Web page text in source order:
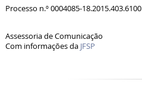
Processo n.º 0004085-18.2015.403.6100
Assessoria de Comunicação
Com informações da JFSP